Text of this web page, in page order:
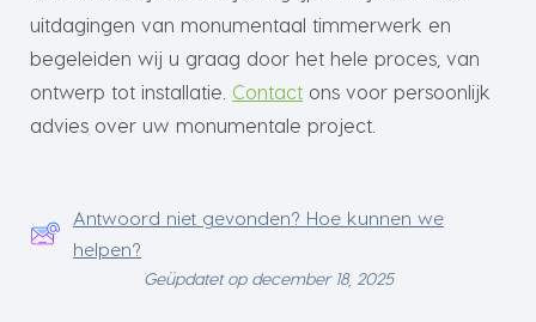
uitdagingen van monumentaal timmerwerk en
begeleiden wij u graag door het hele proces, van
ontwerp tot installatie. Contact ons voor persoonlijk
advies over uw monumentale project.
Antwoord niet gevonden? Hoe kunnen we
helpen?
Geüpdatet op december 18, 2025